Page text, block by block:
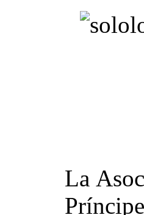
La